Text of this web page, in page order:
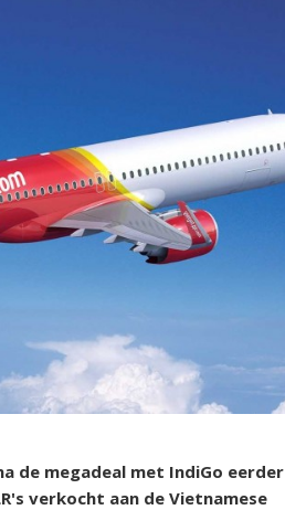
de megadeal met IndiGo
verkocht aan de Vietnamese